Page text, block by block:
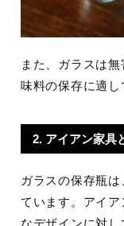
また、ガラスは
味料の保存に適し
2. アイアン家具
ガラスの保存瓶
ています。アイア